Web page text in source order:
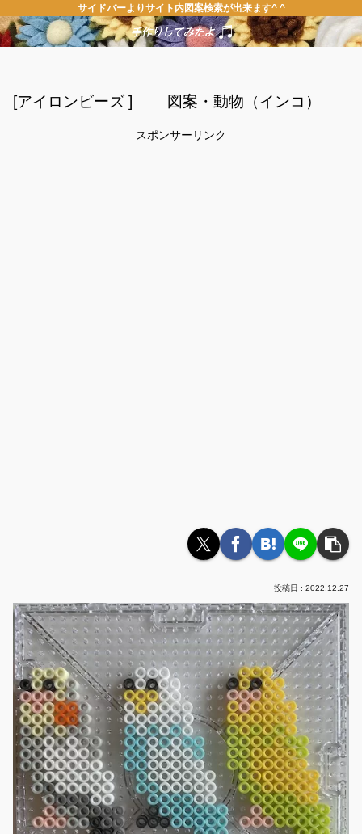
サイドバーよりサイト内図案検索が出来ます^ ^
[アイロンビーズ ] 図案・動物（インコ）
スポンサーリンク
2022.12.27